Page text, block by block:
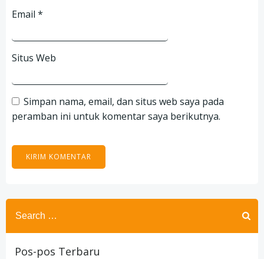
Email *
Situs Web
Simpan nama, email, dan situs web saya pada
peramban ini untuk komentar saya berikutnya.
Search
for:
Pos-pos Terbaru